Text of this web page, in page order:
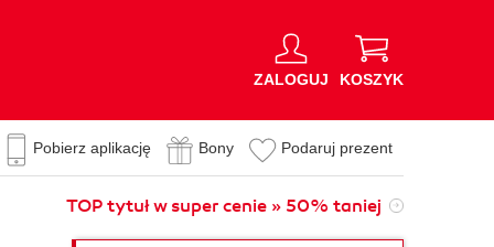
ZALOGUJ KOSZYK
Pobierz aplikację Bony Podaruj prezent
TOP tytuł w super cenie » 50% taniej